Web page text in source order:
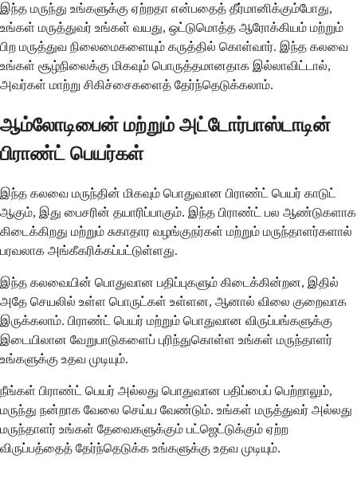
இந்த மருந்து உங்களுக்கு ஏற்றதா என்பதைத் தீர்மானிக்கும்போது, ​​
உங்கள் மருத்துவர் உங்கள் வயது, ஒட்டுமொத்த ஆரோக்கியம் மற்றும்
பிற மருத்துவ நிலைமைகளையும் கருத்தில் கொள்வார். இந்த கலவை
உங்கள் சூழ்நிலைக்கு மிகவும் பொருத்தமானதாக இல்லாவிட்டால்,
அவர்கள் மாற்று சிகிச்சைகளைத் தேர்ந்தெடுக்கலாம்.
ஆம்லோடிபைன் மற்றும் அட்டோர்பாஸ்டாடின்
பிராண்ட் பெயர்கள்
இந்த கலவை மருந்தின் மிகவும் பொதுவான பிராண்ட் பெயர் காடுட்
ஆகும், இது பைசரின் தயாரிப்பாகும். இந்த பிராண்ட் பல ஆண்டுகளாக
கிடைக்கிறது மற்றும் சுகாதார வழங்குநர்கள் மற்றும் மருந்தாளர்களால்
பரவலாக அங்கீகரிக்கப்பட்டுள்ளது.
இந்த கலவையின் பொதுவான பதிப்புகளும் கிடைக்கின்றன, இதில்
அதே செயலில் உள்ள பொருட்கள் உள்ளன, ஆனால் விலை குறைவாக
இருக்கலாம். பிராண்ட் பெயர் மற்றும் பொதுவான விருப்பங்களுக்கு
இடையிலான வேறுபாடுகளைப் புரிந்துகொள்ள உங்கள் மருந்தாளர்
உங்களுக்கு உதவ முடியும்.
நீங்கள் பிராண்ட் பெயர் அல்லது பொதுவான பதிப்பைப் பெற்றாலும்,
மருந்து நன்றாக வேலை செய்ய வேண்டும். உங்கள் மருத்துவர் அல்லது
மருந்தாளர் உங்கள் தேவைகளுக்கும் பட்ஜெட்டுக்கும் ஏற்ற
விருப்பத்தைத் தேர்ந்தெடுக்க உங்களுக்கு உதவ முடியும்.